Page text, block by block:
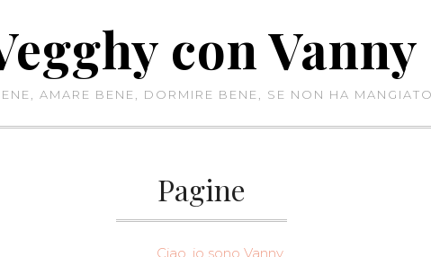
con Vanny
AMARE BENE, DORMIRE BENE, SE NON HA
Pagine
Ciao, io sono Vanny